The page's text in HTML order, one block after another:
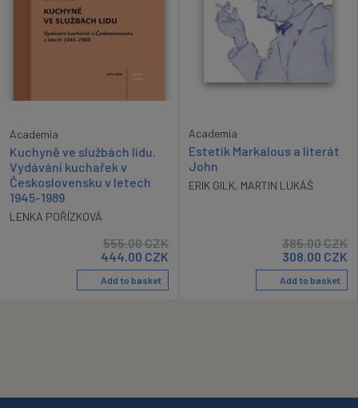
Academia
Kuchyně ve službách lidu.
Vydávání kuchařek v
Československu v letech
1945-1989
LENKA POŘÍZKOVÁ
555.00CZK
444.00 CZK
Add to basket
Academia
Estetik Markalous a literát
John
ERIK GILK, MARTIN LUKÁŠ
385.00CZK
308.00 CZK
Add to basket